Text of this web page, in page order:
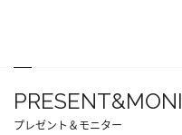
プレゼント＆モニター